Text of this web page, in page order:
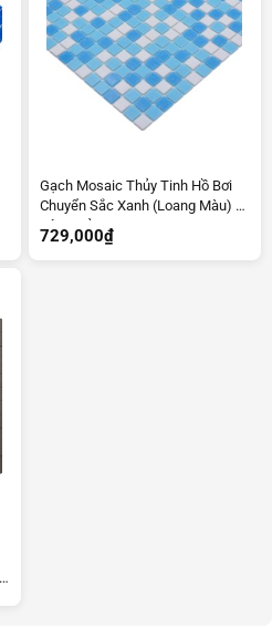
Gạch Mosaic Thủy Tinh Hồ Bơi
Chuyển Sắc Xanh (Loang Màu) –
Bộ 10 Vỉ
729,000₫